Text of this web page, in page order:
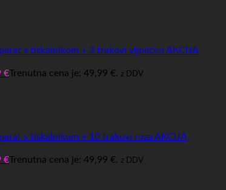
s tiskalnikom + 3 trakovi vijoličen AKCIJA
€Trenutna cena je: 49,99 €. z DDV
s tiskalnikom + 10 trakovi roza AKCIJA
€Trenutna cena je: 49,99 €. z DDV